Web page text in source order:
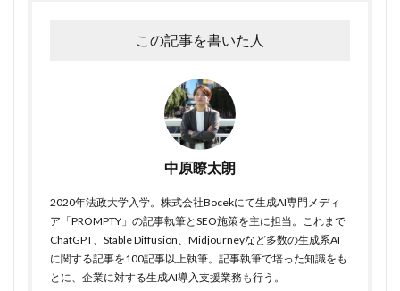
この記事を書いた人
中原瞭太朗
2020年法政大学入学。株式会社Bocekにて生成AI専門メディ
ア「PROMPTY」の記事執筆とSEO施策を主に担当。これまで
ChatGPT、Stable Diffusion、Midjourneyなど多数の生成系AI
に関する記事を100記事以上執筆。記事執筆で培った知識をも
とに、企業に対する生成AI導入支援業務も行う。